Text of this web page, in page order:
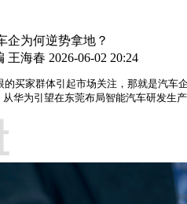
企为何逆势拿地？
王海春 2026-06-02 20:24
买家群体引起市场关注，那就是汽车
引望在东莞布局智能汽车研发生产